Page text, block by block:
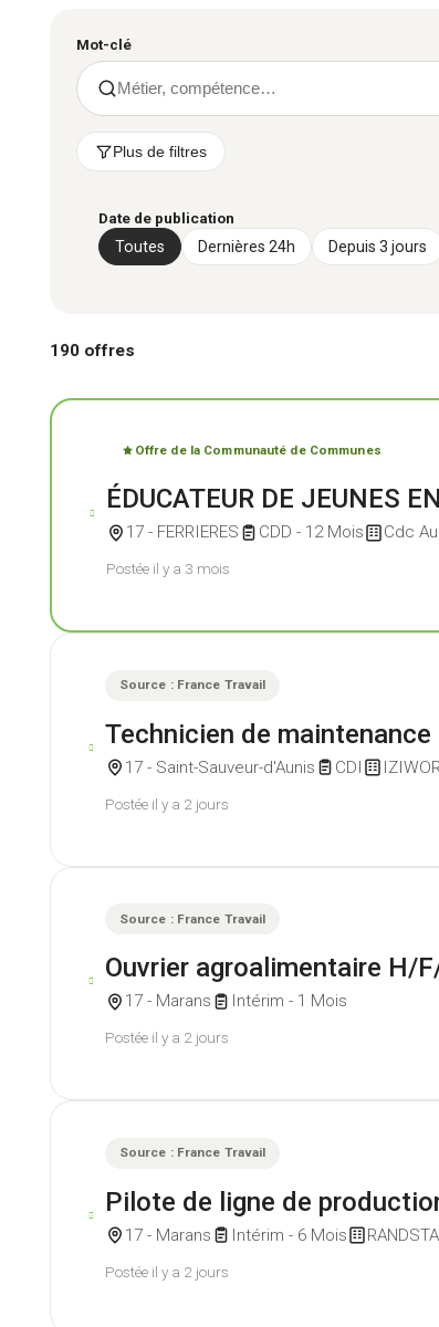
Mot-clé
Plus de filtres
Date de publication
Toutes
Dernières 24h Depuis 3 jours
190 offres
Offre de la Communauté de Communes
ÉDUCATEUR DE JEUNES
17 - FERRIERES CDD - 12 Mois Cdc
Postée il y a 3 mois
Source : France Travail
Technicien de
17 - Saint-Sauveur-d'Aunis CDI
Postée il y a 2 jours
Source : France Travail
Ouvrier agroalimentaire H/
17 - Marans Intérim - 1 Mois
Postée il y a 2 jours
Source : France Travail
Pilote de ligne de
17 - Marans Intérim - 6 Mois
Postée il y a 2 jours